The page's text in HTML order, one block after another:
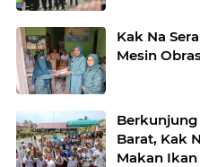
Kak Na
Mesin
Berkunjung
Barat, Kak
Makan Ikan